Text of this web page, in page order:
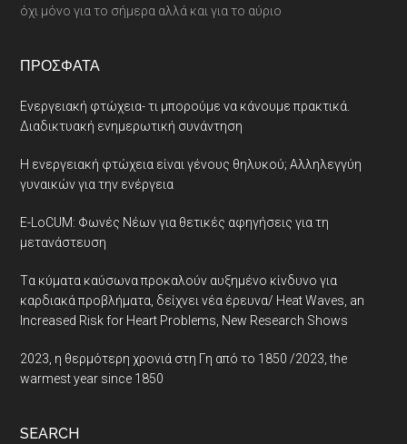
όχι μόνο για το σήμερα αλλά και για το αύριο
ΠΡΌΣΦΑΤΑ
Ενεργειακή φτώχεια- τι μπορούμε να κάνουμε πρακτικά.
Διαδικτυακή ενημερωτική συνάντηση
Η ενεργειακή φτώχεια είναι γένους θηλυκού; Αλληλεγγύη
γυναικών για την ενέργεια
E-LoCUM: Φωνές Νέων για θετικές αφηγήσεις για τη
μετανάστευση
Tα κύματα καύσωνα προκαλούν αυξημένο κίνδυνο για
καρδιακά προβλήματα, δείχνει νέα έρευνα/ Heat Waves, an
Increased Risk for Heart Problems, New Research Shows
2023, η θερμότερη χρονιά στη Γη από το 1850 /2023, the
warmest year since 1850
SEARCH